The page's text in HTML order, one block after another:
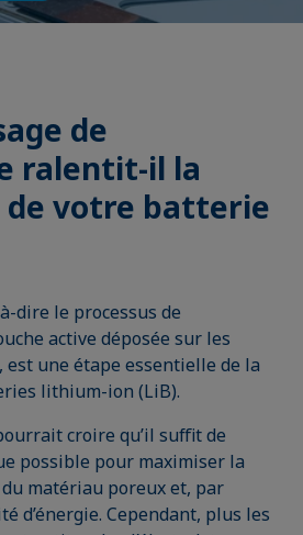
de
ralentit-il la
votre batterie
dire le processus de
active déposée sur les
une étape essentielle de la
lithium-ion (LiB).
croire qu’il suffit de
possible pour maximiser la
matériau poreux et, par
d’énergie. Cependant, plus les